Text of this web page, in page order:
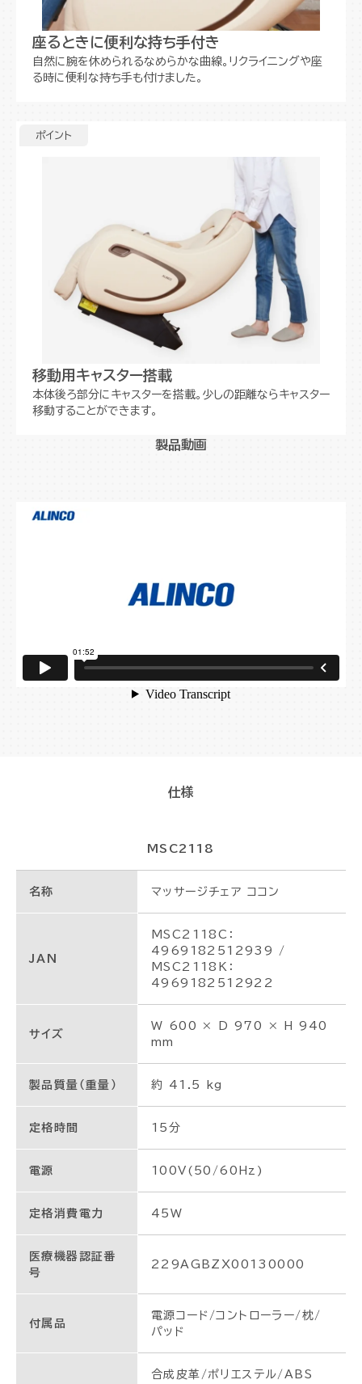
座るときに便利な持ち手付き
自然に腕を休められるなめらかな曲線。リクライニングや座
る時に便利な持ち手も付けました。
移動用キャスター搭載
本体後ろ部分にキャスターを搭載。少しの距離ならキャスター
移動することができます。
ポイント
製品動画
仕様
MSC2118
名称 マッサージチェア ココン
JAN
MSC2118C：
4969182512939 /
MSC2118K：
4969182512922
サイズ
W 600 × D 970 × H 940
mm
製品質量（重量） 約 41.5 kg
定格時間 15分
電源 100V(50/60Hz)
定格消費電力 45W
医療機器認証番
号
229AGBZX00130000
付属品
電源コード/コントローラー/枕/
パッド
合成皮革/ポリエステル/ABS